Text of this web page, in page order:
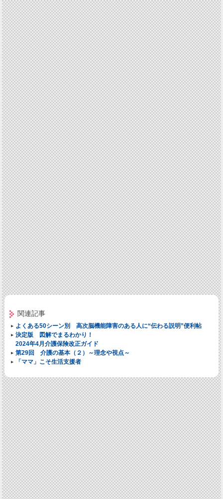
関連記事
よくある50シーン別 高次脳機能障害のある人に“伝わる説明”便利帖
決定版 図解でまるわかり！
2024年4月介護保険改正ガイド
第29回 介護の基本（２）～理念や視点～
「ママ」こそ生活支援者